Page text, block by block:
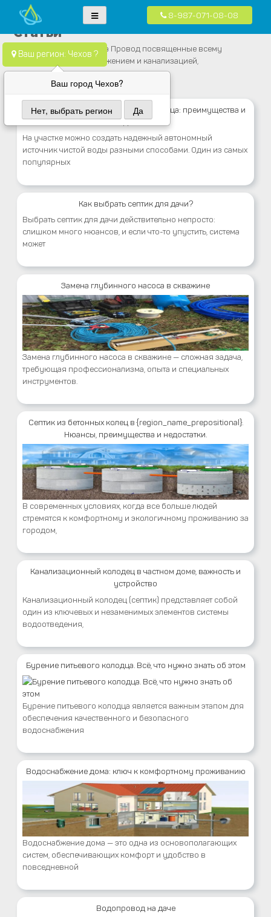
to
content
канализация.
систем водоснабжения, канализации и отопления в частных домах в
Москве и Московской области
Ваш регион: Чехов ?
Ваш город Чехов?
Нет, выбрать регион Да
8-987-071-08-08
Статьи
Статьи от компании Вода Провод посвященные всему
связанному с водоснабжением и канализацией,
Бурение колодцев машиной под кольца: преимущества и
недостатки
На участке можно создать надежный автономный
источник чистой воды разными способами. Один из самых
популярных
Как выбрать септик для дачи?
Выбрать септик для дачи действительно непросто:
слишком много нюансов, и если что-то упустить, система
может
Замена глубинного насоса в скважине
Замена глубинного насоса в скважине — сложная задача,
требующая профессионализма, опыта и специальных
инструментов.
Септик из бетонных колец в {region_name_prepositional}.
Нюансы, преимущества и недостатки.
В современных условиях, когда все больше людей
стремятся к комфортному и экологичному проживанию за
городом,
Канализационный колодец в частном доме, важность и
устройство
Канализационный колодец (септик) представляет собой
один из ключевых и незаменимых элементов системы
водоотведения,
Бурение питьевого колодца. Всё, что нужно знать об этом
Бурение питьевого колодца является важным этапом для
обеспечения качественного и безопасного
водоснабжения
Водоснабжение дома: ключ к комфортному проживанию
Водоснабжение дома — это одна из основополагающих
систем, обеспечивающих комфорт и удобство в
повседневной
Водопровод на даче